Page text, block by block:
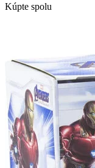
Kúpte spolu